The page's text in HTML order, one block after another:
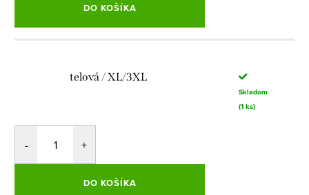
DO KOŠÍKA
telová / XL/3XL
Skladom
(1 ks)
DO KOŠÍKA